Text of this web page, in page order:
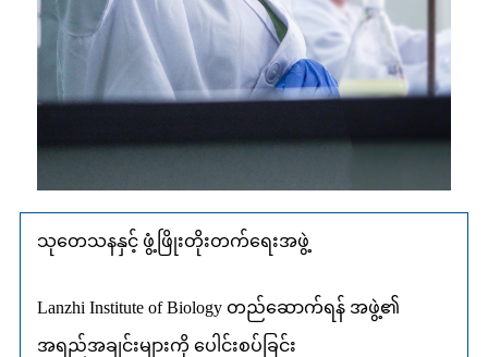
သုတေသနနှင့် ဖွံ့ဖြိုးတိုးတက်ရေးအဖွဲ့
Lanzhi Institute of Biology တည်ဆောက်ရန် အဖွဲ့၏
အရည်အချင်းများကို ပေါင်းစပ်ခြင်း